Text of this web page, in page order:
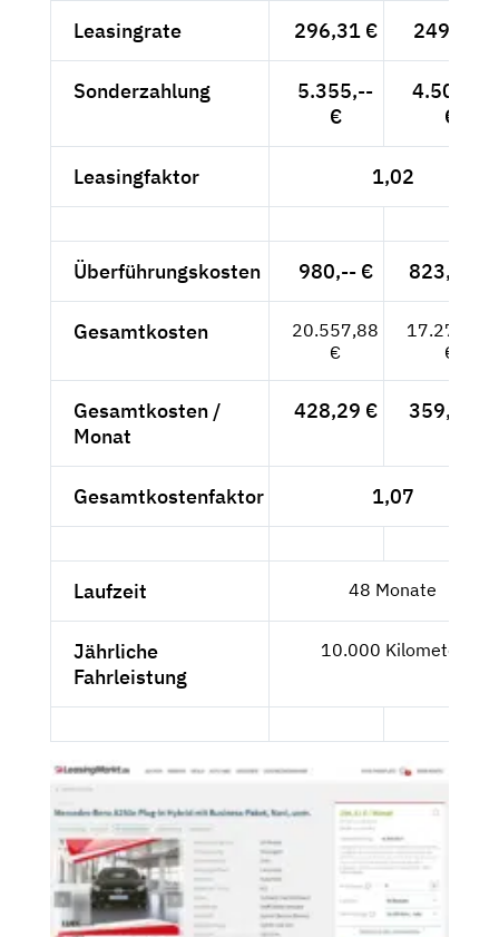
Leasingrate 296,31 € 249,-- €
Sonderzahlung
5.355,--
€
4.500,--
€
Leasingfaktor 1,02
Überführungskosten 980,-- € 823,53 €
Gesamtkosten
20.557,88
€
17.275,53
€
Gesamtkosten /
Monat
428,29 € 359,91 €
Gesamtkostenfaktor 1,07
Laufzeit 48 Monate
Jährliche
Fahrleistung
10.000 Kilometer